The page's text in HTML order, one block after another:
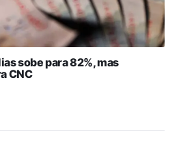
sobe para 82%, mas
CNC